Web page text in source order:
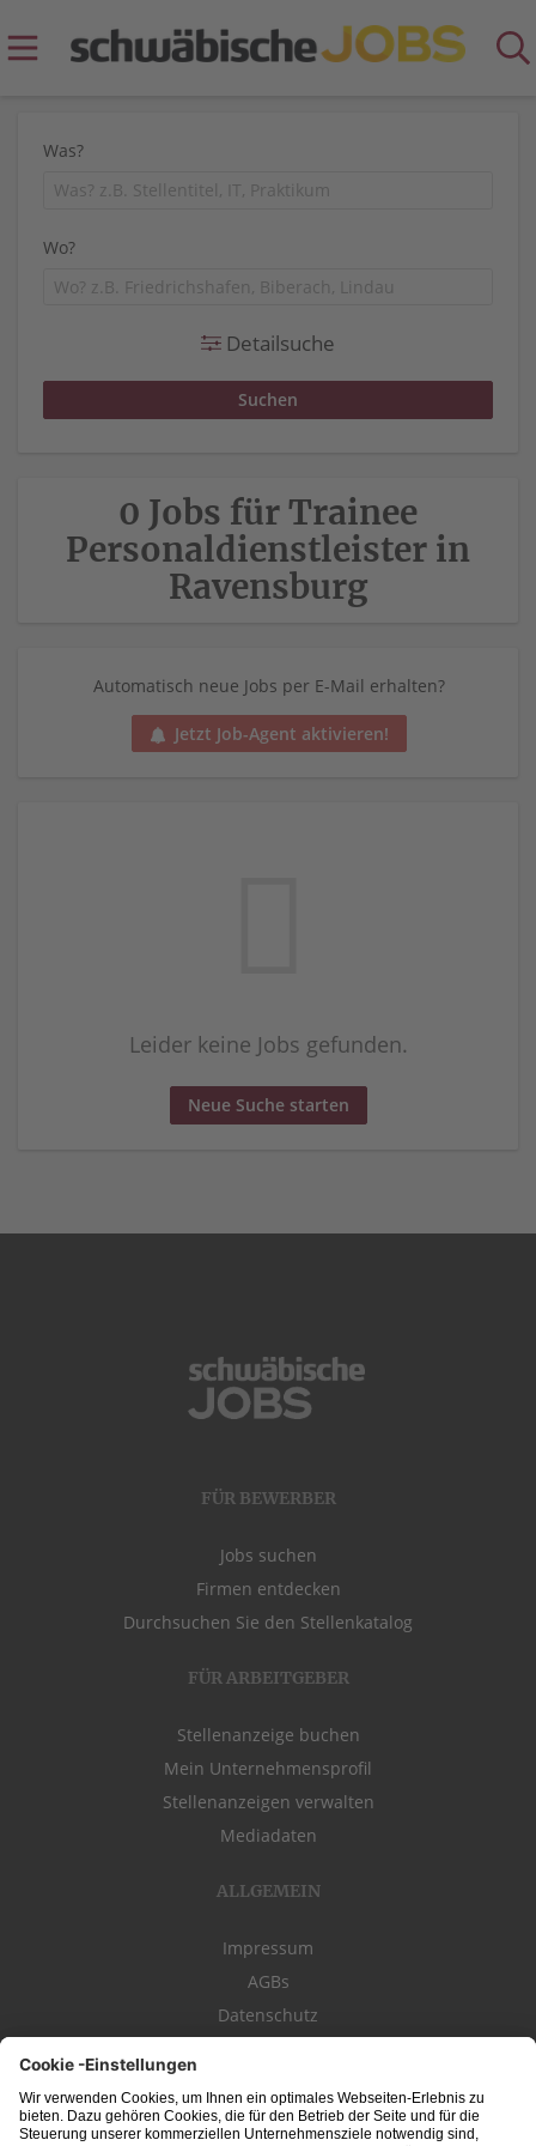
Was?
Wo?
Detailsuche
0 Jobs für Trainee
Personaldienstleister in
Ravensburg
Automatisch neue Jobs per E-Mail erhalten?
Jetzt Job-Agent aktivieren!
Leider keine Jobs gefunden.
Neue Suche starten
FÜR BEWERBER
Jobs suchen
Firmen entdecken
Durchsuchen Sie den Stellenkatalog
FÜR ARBEITGEBER
Stellenanzeige buchen
Mein Unternehmensprofil
Stellenanzeigen verwalten
Mediadaten
ALLGEMEIN
Impressum
AGBs
Datenschutz